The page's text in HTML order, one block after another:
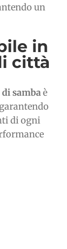
un
in
città
sambaè
di ogni